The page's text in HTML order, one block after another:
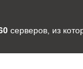
серверов , из